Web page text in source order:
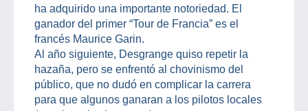
ha adquirido una importante notoriedad. El
ganador del primer “Tour de Francia” es el
francés Maurice Garin.
Al año siguiente, Desgrange quiso repetir la
hazaña, pero se enfrentó al chovinismo del
público, que no dudó en complicar la carrera
para que algunos ganaran a los pilotos locales